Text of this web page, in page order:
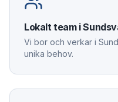
Lokalt team i
Vi bor och verkar i
unika behov.